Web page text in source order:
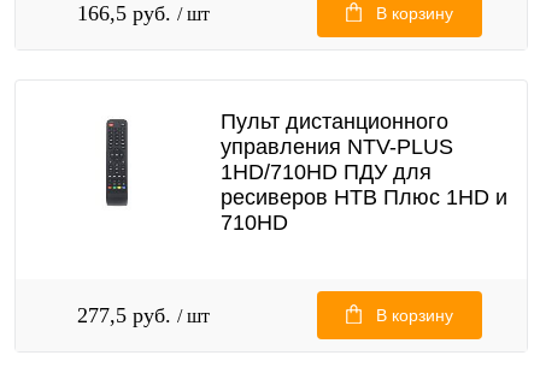
166,5 руб. / шт В корзину
Пульт дистанционного
управления NTV-PLUS
1HD/710HD ПДУ для
ресиверов НТВ Плюс 1HD и
710HD
277,5 руб. / шт В корзину